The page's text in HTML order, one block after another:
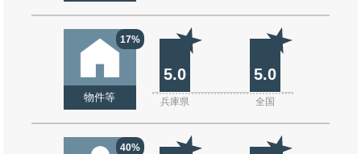
17%
物件等
5.0 5.0
兵庫県 全国
40%